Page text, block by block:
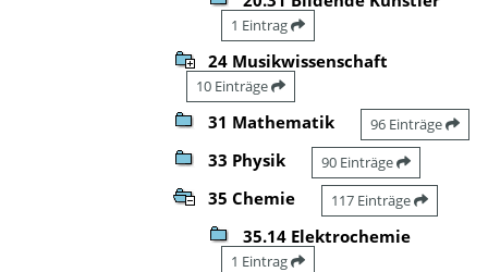
1 Eintrag
24 Musikwissenschaft
10 Einträge
31 Mathematik 96 Einträge
33 Physik 90 Einträge
35 Chemie 117 Einträge
35.14 Elektrochemie
1 Eintrag